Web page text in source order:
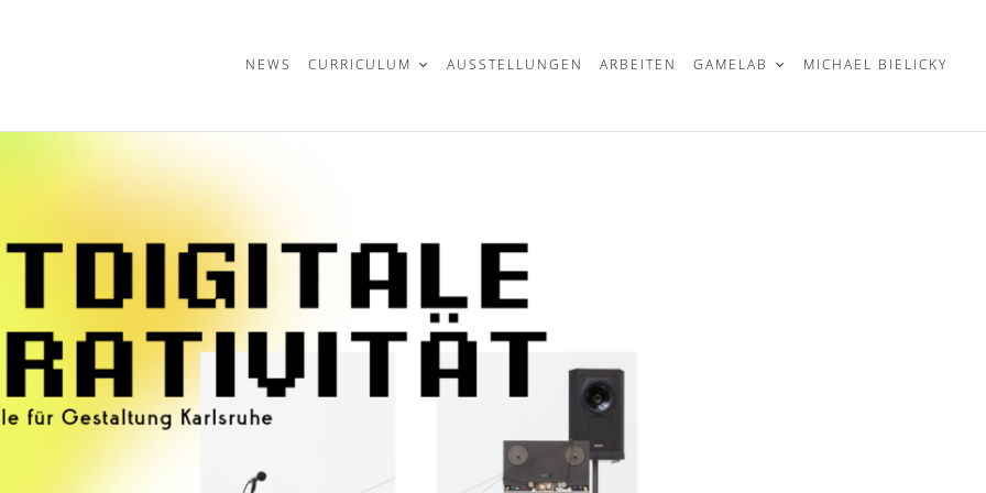
NEWS CURRICULUM AUSSTELLUNGEN ARBEITEN GAMELAB MICHAEL BIELICKY